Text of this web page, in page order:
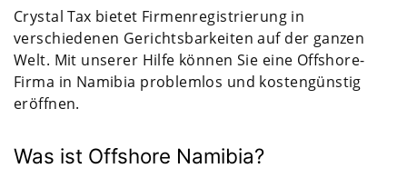
Crystal Tax bietet Firmenregistrierung in
verschiedenen Gerichtsbarkeiten auf der ganzen
Welt. Mit unserer Hilfe können Sie eine Offshore-
Firma in Namibia problemlos und kostengünstig
eröffnen.
Was ist Offshore Namibia?